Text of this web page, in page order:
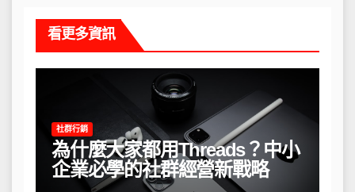
看更多資訊
社群行銷
為什麼大家都用Threads？中小
企業必學的社群經營新戰略